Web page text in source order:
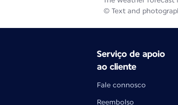
© Text and
Serviço de apoio
ao cliente
Fale connosco
Reembolso